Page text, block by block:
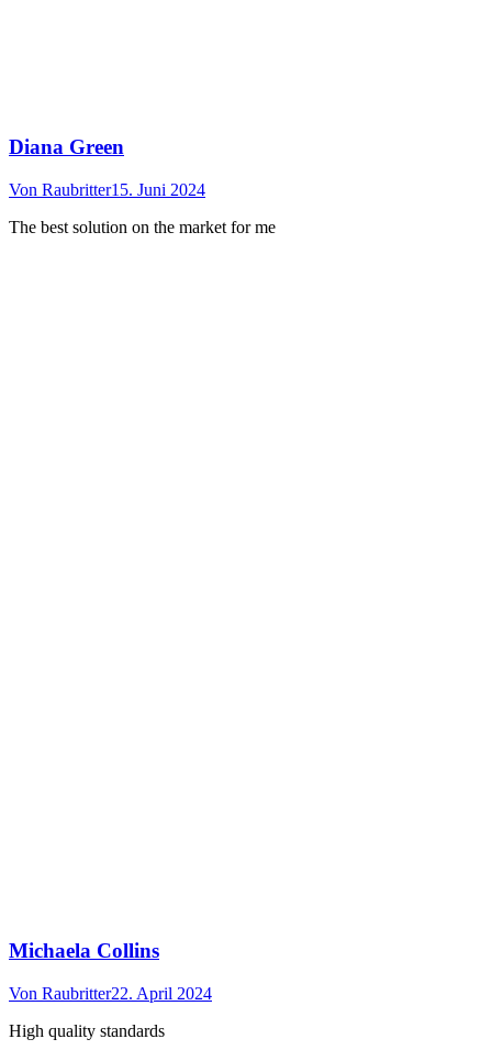
Diana Green
Von Raubritter15. Juni 2024
The best solution on the market for me
Michaela Collins
Von Raubritter22. April 2024
High quality standards